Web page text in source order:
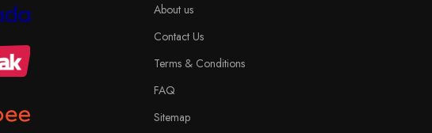
About us
Contact Us
Terms & Conditions
FAQ
Sitemap